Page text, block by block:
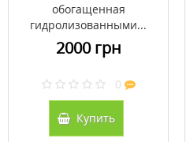
обогащенная
гидролизованными...
2000 грн
0
Купить